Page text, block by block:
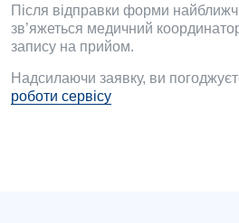
Судинна хірургія
Терапевтичне відділення
Терапія
Після відправки форми
зв’яжеться медичний
запису на прийом.
Надсилаючи заявку, ви
роботи сервісу